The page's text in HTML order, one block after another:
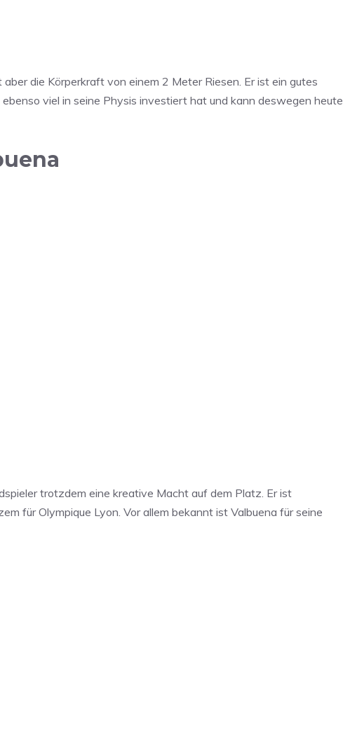
Button unten. Bitte
werden.
aber die Körperkraft von einem 2 Meter Riesen. Er ist ein gutes
viel in seine Physis investiert hat und kann deswegen heute
beachten Sie, dass dabei Daten an
werden.
trotzdem eine kreative Macht auf dem Platz. Er ist
für Olympique Lyon. Vor allem bekannt ist Valbuena für seine